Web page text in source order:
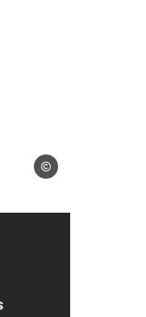
gérés
Droits gérés
gérés